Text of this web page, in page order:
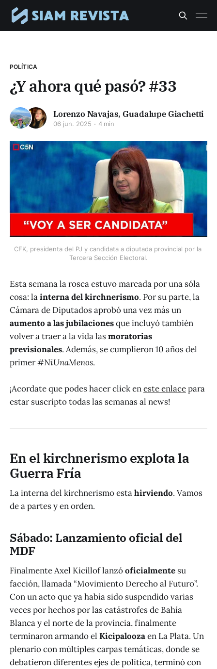
POLÍTICA
¿Y ahora qué pasó? #33
Lorenzo Navajas,Guadalupe Giachetti
06 jun. 2025 4 min
CFK, presidenta del PJ y candidata a diputada provincial por la
Tercera Sección Electoral.
Esta semana la rosca estuvo marcada por una sóla
cosa: lainterna del kirchnerismo. Por su parte, la
Cámara de Diputados aprobó una vez más un
aumento a las jubilacionesque incluyó también
volver a traer a la vida lasmoratorias
previsionales. Además, se cumplieron 10 años del
primer #NiUnaMenos.
¡Acordate que podes hacer click eneste enlacepara
estar suscripto todas las semanas al news!
En el kirchnerismo explota la
Guerra Fría
La interna del kirchnerismo estahirviendo. Vamos
de a partes y en orden.
Sábado: Lanzamiento oficial del
MDF
Finalmente Axel Kicillof lanzóoficialmente su
facción, llamada “Movimiento Derecho al Futuro”.
Con un acto que ya había sido suspendido varias
veces por hechos por las catástrofes de Bahía
Blanca y el norte de la provincia, finalmente
terminaron armando el Kicipaloozaen La Plata. Un
plenario con múltiples carpas temáticas, donde se
debatieron diferentes ejes de política, terminó con